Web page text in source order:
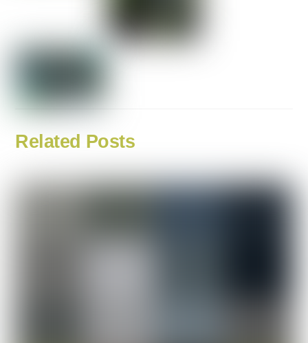
Related Posts